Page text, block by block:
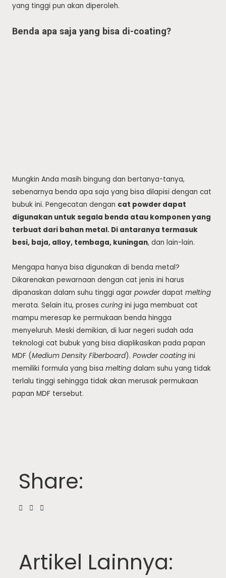
yang tinggi pun akan diperoleh.
Benda apa saja yang bisa di-coating?
Mungkin Anda masih bingung dan bertanya-tanya,
sebenarnya benda apa saja yang bisa dilapisi dengan cat
bubuk ini. Pengecatan dengan cat powder dapat
digunakan untuk segala benda atau komponen yang
terbuat dari bahan metal. Di antaranya termasuk
besi, baja, alloy, tembaga, kuningan, dan lain-lain.
Mengapa hanya bisa digunakan di benda metal?
Dikarenakan pewarnaan dengan cat jenis ini harus
dipanaskan dalam suhu tinggi agar powderdapat melting
merata. Selain itu, proses curingini juga membuat cat
mampu meresap ke permukaan benda hingga
menyeluruh. Meski demikian, di luar negeri sudah ada
teknologi cat bubuk yang bisa diaplikasikan pada papan
MDF (Medium Density Fiberboard). Powder coatingini
memiliki formula yang bisa meltingdalam suhu yang tidak
terlalu tinggi sehingga tidak akan merusak permukaan
papan MDF tersebut.
Share:
Artikel Lainnya: